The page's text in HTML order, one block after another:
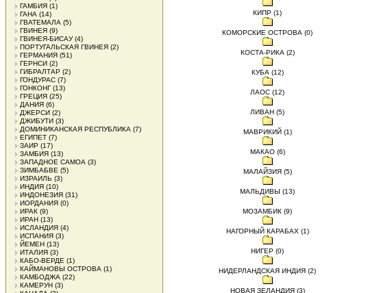
ГАМБИЯ (1)
ГАНА (14)
ГВАТЕМАЛА (5)
ГВИНЕЯ (9)
ГВИНЕЯ-БИСАУ(4)
ПОРТУГАЛЬСКАЯ ГВИНЕЯ (2)
ГЕРМАНИЯ (51)
ГЕРНСИ (2)
ГИБРАЛТАР (2)
ГОНДУРАС (7)
ГОНКОНГ(13)
ГРЕЦИЯ (25)
ДАНИЯ (6)
ДЖЕРСИ (2)
ДЖИБУТИ (3)
ДОМИНИКАНСКАЯ РЕСПУБЛИКА (7)
ЕГИПЕТ (7)
ЗАИР (17)
ЗАМБИЯ (13)
ЗАПАДНОЕ САМОА (3)
ЗИМБАБВЕ (5)
ИЗРАИЛЬ (3)
ИНДИЯ (10)
ИНДОНЕЗИЯ (31)
ИОРДАНИЯ (0)
ИРАК (9)
ИРАН (13)
ИСЛАНДИЯ (4)
ИСПАНИЯ (3)
ЙЕМЕН (13)
ИТАЛИЯ (3)
КАБО-ВЕРДЕ (1)
КАЙМАНОВЫ ОСТРОВА (1)
КАМБОДЖА (22)
КАМЕРУН (3)
КИПР (1)
КОМОРСКИЕ ОСТРОВА (0)
КОСТА-РИКА (2)
КУБА (12)
ЛАОС (12)
ЛИВАН (5)
МАВРИКИЙ (1)
МАКАО (6)
МАЛАЙЗИЯ (5)
МАЛЬДИВЫ (13)
МОЗАМБИК (9)
НАГОРНЫЙ КАРАБАХ (1)
НИГЕР (0)
НИДЕРЛАНДСКАЯ ИНДИЯ (2)
НОВАЯ ЗЕЛАНДИЯ (3)